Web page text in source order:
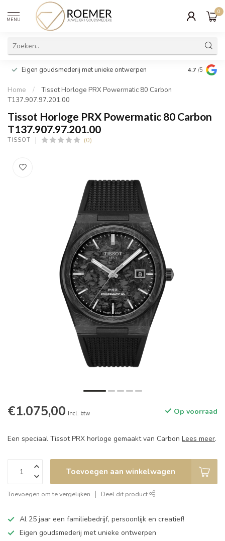
MENU
0
Eigen goudsmederij met unieke ontwerpen Wij
cadeau
4.7 /5
Home /
Tissot Horloge PRX Powermatic 80 Carbon
T137.907.97.201.00
Tissot Horloge PRX Powermatic 80 Carbon
T137.907.97.201.00
TISSOT (0)
€1.075,00 Incl. btw Op voorraad
Een speciaal Tissot PRX horloge gemaakt van Carbon Lees meer.
Toevoegen aan winkelwagen
Toevoegen om te vergelijken Deel dit product
Al 25 jaar een familiebedrijf, persoonlijk en creatief!
Eigen goudsmederij met unieke ontwerpen